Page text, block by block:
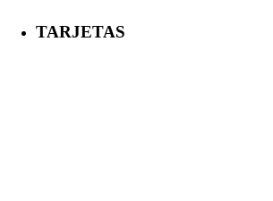
TARJETAS